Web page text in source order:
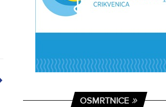
OSMRTNICE